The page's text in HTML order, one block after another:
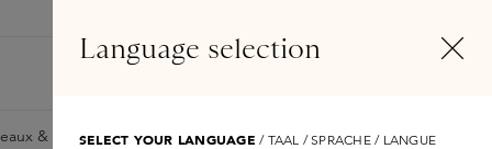
& Giftcards Samples Skins Exclusives Skins
Language selection
SELECT YOUR LANGUAGE / TAAL / SPRACHE / LANGUE